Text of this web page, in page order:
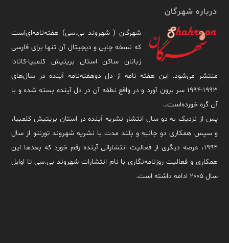
درباره شهرگان
شهرگان ( شهروند بی.سی) هفته‌نامه‌ای‌است
که نسخه چاپی و دیجیتال آن تنها برای فارسی
زبانان ساکن استان بریتیش کلمبیا-کانادا
منتشر می‌شود. این هفته نامه از دل دوهفته‌نامه آینده در سال‌های
۱۹۹۳-۱۹۹۴ سر برون آورد و در واقع نطفه آن در دل آینده بسته شده و با
آن گره خورده‌است…
پس از نزدیک به دو سال انتشار نشریه آینده در استان بریتیش کلمبیا،
و سپس همکاری دو جانبه و بلند مدت با نشریه شهروند تورنتو از سال
۱۹۹۴، عرصه دیگری از فعالیت انتشاراتی آینده رقم خورد که بعدها این
همکاری و فعالیت روزنامه‌نگاری با نام انتشارات شهروند بی.سی تا اوایل
سال ۲۰۰۵ ادامه داشته است.